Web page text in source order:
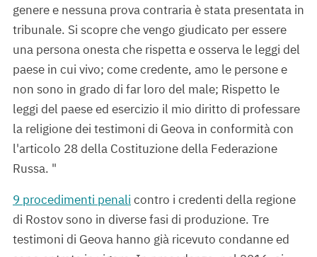
genere e nessuna prova contraria è stata presentata in
tribunale. Si scopre che vengo giudicato per essere
una persona onesta che rispetta e osserva le leggi del
paese in cui vivo; come credente, amo le persone e
non sono in grado di far loro del male; Rispetto le
leggi del paese ed esercizio il mio diritto di professare
la religione dei testimoni di Geova in conformità con
l'articolo 28 della Costituzione della Federazione
Russa. "
9 procedimenti penali contro i credenti della regione
di Rostov sono in diverse fasi di produzione. Tre
testimoni di Geova hanno già ricevuto condanne ed